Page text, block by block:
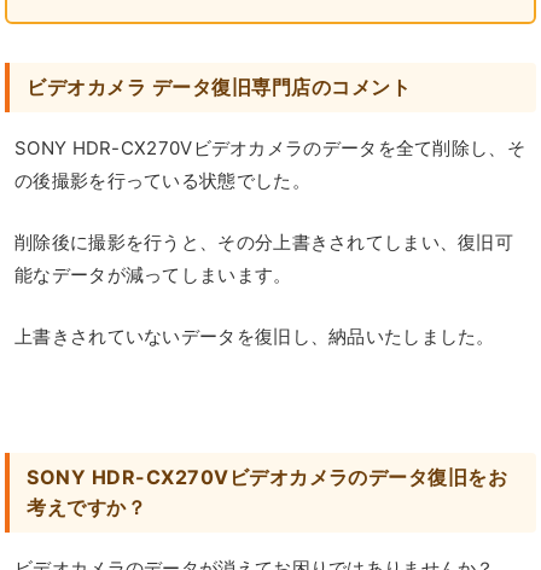
ビデオカメラ データ復旧専門店のコメント
SONY HDR-CX270Vビデオカメラのデータを全て削除し、そ
の後撮影を行っている状態でした。
削除後に撮影を行うと、その分上書きされてしまい、復旧可
能なデータが減ってしまいます。
上書きされていないデータを復旧し、納品いたしました。
SONY HDR-CX270Vビデオカメラのデータ復旧をお
考えですか？